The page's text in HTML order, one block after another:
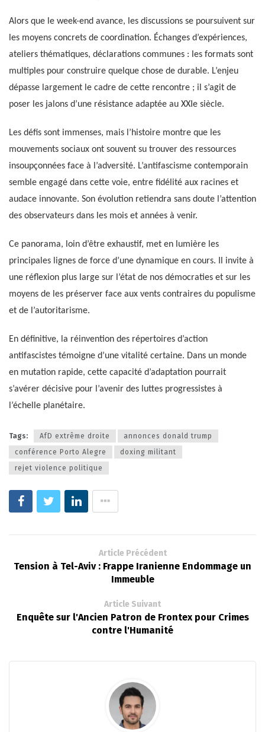
Alors que le week-end avance, les discussions se poursuivent sur
les moyens concrets de coordination. Échanges d’expériences,
ateliers thématiques, déclarations communes : les formats sont
multiples pour construire quelque chose de durable. L’enjeu
dépasse largement le cadre de cette rencontre ; il s’agit de
poser les jalons d’une résistance adaptée au XXIe siècle.
Les défis sont immenses, mais l’histoire montre que les
mouvements sociaux ont souvent su trouver des ressources
insoupçonnées face à l’adversité. L’antifascisme contemporain
semble engagé dans cette voie, entre fidélité aux racines et
audace innovante. Son évolution retiendra sans doute l’attention
des observateurs dans les mois et années à venir.
Ce panorama, loin d’être exhaustif, met en lumière les
principales lignes de force d’une dynamique en cours. Il invite à
une réflexion plus large sur l’état de nos démocraties et sur les
moyens de les préserver face aux vents contraires du populisme
et de l’autoritarisme.
En définitive, la réinvention des répertoires d’action
antifascistes témoigne d’une vitalité certaine. Dans un monde
en mutation rapide, cette capacité d’adaptation pourrait
s’avérer décisive pour l’avenir des luttes progressistes à
l’échelle planétaire.
Tags: AfD extrême droite
annonces donald trump
conférence Porto Alegre
doxing militant
rejet violence politique
Article Précédent
Tension à Tel-Aviv : Frappe Iranienne Endommage un
Immeuble
Article Suivant
Enquête sur l'Ancien Patron de Frontex pour Crimes
contre l'Humanité